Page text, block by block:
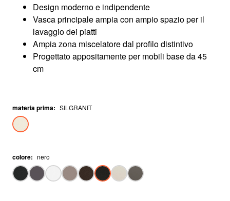
Design moderno e indipendente
Vasca principale ampia con ampio spazio per il
lavaggio dei piatti
Ampia zona miscelatore dal profilo distintivo
Progettato appositamente per mobili base da 45
cm
materia prima: SILGRANIT
colore: nero